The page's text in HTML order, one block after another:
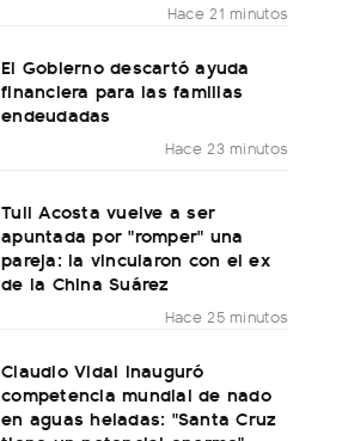
Hace 21 minutos
El Gobierno descartó ayuda
financiera para las familias
endeudadas
Hace 23 minutos
Tuli Acosta vuelve a ser
apuntada por "romper" una
pareja: la vincularon con el ex
de la China Suárez
Hace 25 minutos
Claudio Vidal inauguró
competencia mundial de nado
en aguas heladas: "Santa Cruz